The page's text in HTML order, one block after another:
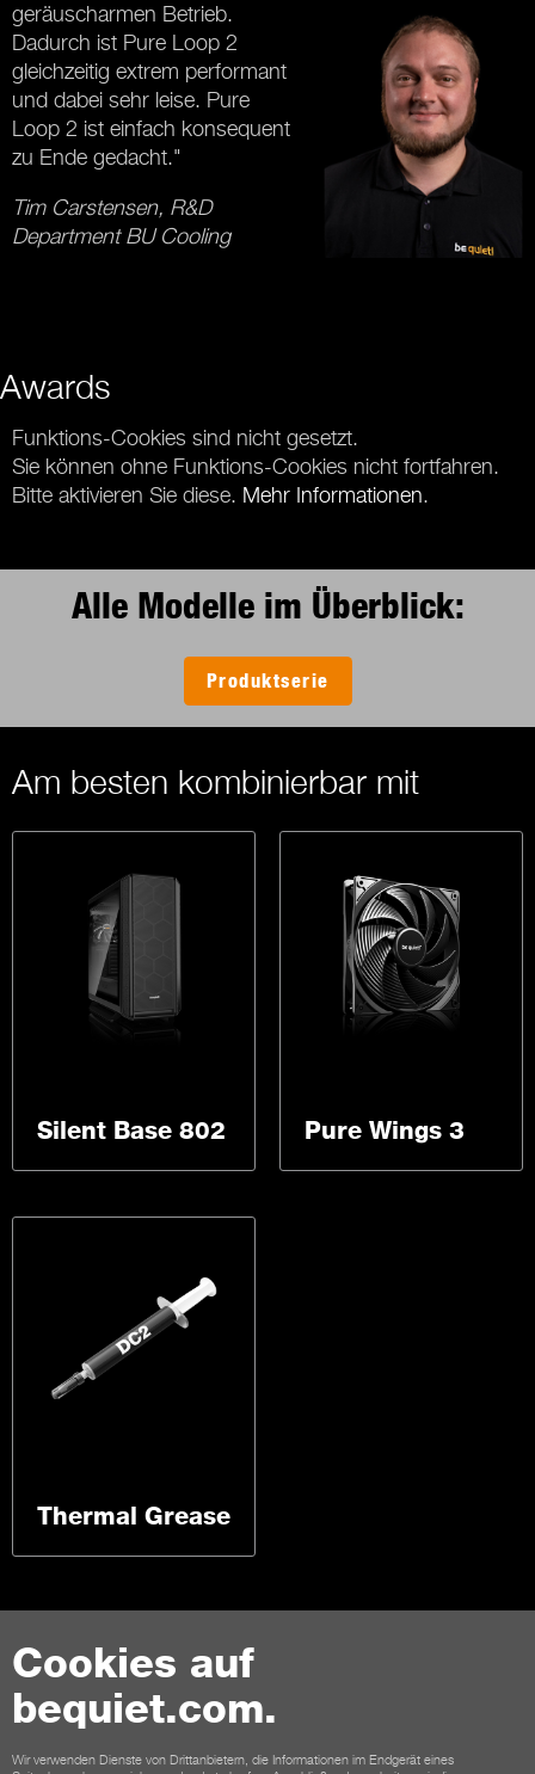
Cookies auf
bequiet.com.
Wir verwenden Dienste von Drittanbietern, die Informationen im Endgerät eines
geräuscharmen Betrieb.
Dadurch ist Pure Loop 2
gleichzeitig extrem performant
und dabei sehr leise. Pure
Loop 2 ist einfach konsequent
zu Ende gedacht."
Tim Carstensen, R&D
Department BU Cooling
Awards
Funktions-Cookies sind nicht gesetzt.
Sie können ohne Funktions-Cookies nicht fortfahren.
Bitte aktivieren Sie diese. Mehr Informationen.
Alle Modelle im Überblick:
Produktserie
Am besten kombinierbar mit
Silent Base 802 Pure Wings 3
Thermal Grease
Kontakt